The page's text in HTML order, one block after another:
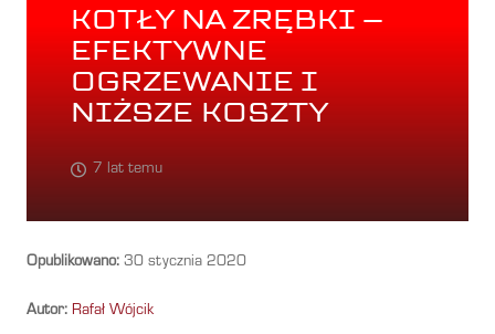
KOTŁY NA ZRĘBKI –
EFEKTYWNE
OGRZEWANIE I
NIŻSZE KOSZTY
7 lat temu
Opublikowano: 30 stycznia 2020
Autor: Rafał Wójcik